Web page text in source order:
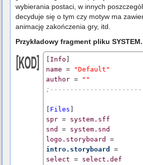
wybierania postaci, w innych
decyduje się o tym czy motyw ma
animację zakończenia gry, itd.
Przykładowy fragment pliku
Info
name =
"Default"
author =
""
Files
spr = system.sff
snd
= system.snd
logo.storyboard
intro.storyboard
select = select.def